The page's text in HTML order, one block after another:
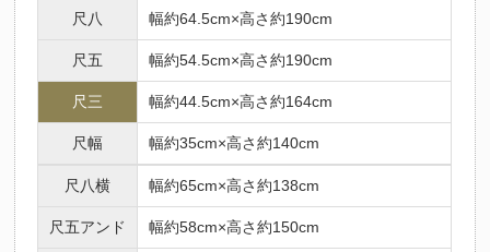
尺八 幅約64.5cm×高さ約190cm
尺五 幅約54.5cm×高さ約190cm
尺三 幅約44.5cm×高さ約164cm
尺幅 幅約35cm×高さ約140cm
尺八横 幅約65cm×高さ約138cm
尺五アンド 幅約58cm×高さ約150cm